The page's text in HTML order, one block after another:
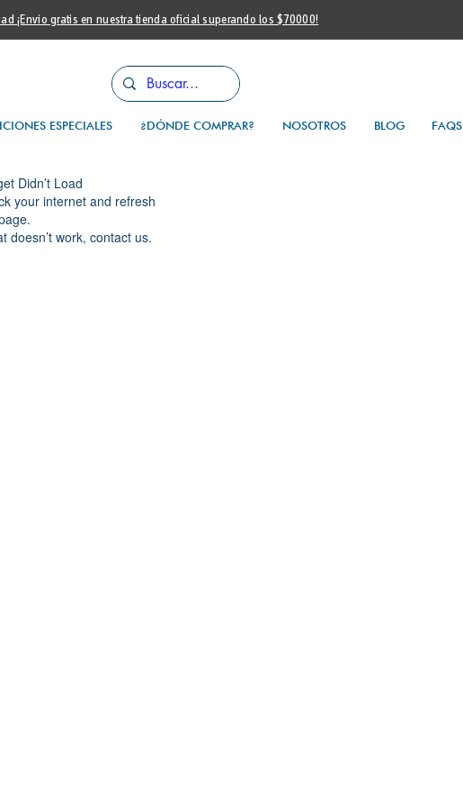
¡Envio gratis en nuestra tienda oficial superando los $70000!
ESPECIALES ¿DÓNDE COMPRAR? NOSOTROS BLOG FAQS
Didn’t Load
your internet and refresh
doesn’t work, contact us.